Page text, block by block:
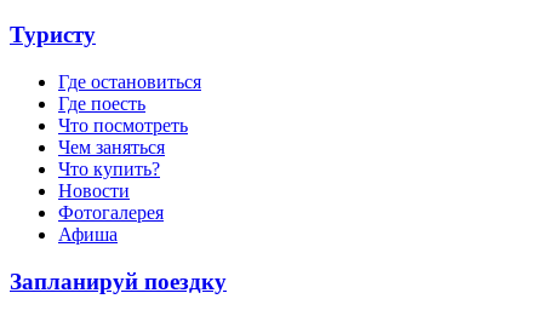
Туристу
Где остановиться
Где поесть
Что посмотреть
Чем заняться
Что купить?
Новости
Фотогалерея
Афиша
Запланируй поездку